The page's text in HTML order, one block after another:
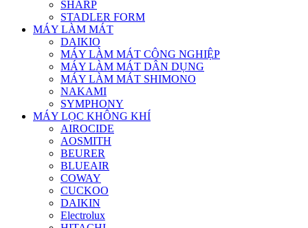
SHARP
STADLER FORM
MÁY LÀM MÁT
DAIKIO
MÁY LÀM MÁT CÔNG NGHIỆP
MÁY LÀM MÁT DÂN DỤNG
MÁY LÀM MÁT SHIMONO
NAKAMI
SYMPHONY
MÁY LỌC KHÔNG KHÍ
AIROCIDE
AOSMITH
BEURER
BLUEAIR
COWAY
CUCKOO
DAIKIN
Electrolux